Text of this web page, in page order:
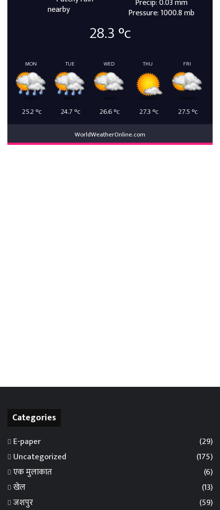
nearby Pressure: 1000.8 mb
28.3°c
MON
25.2°c
TUE
24.7 °c
WED
26.6°c
THU
27.3 °c
FRI
27.5 °c
WorldWeatherOnline.com
Categories
E-paper
(29)
Uncategorized
(175)
एक मुलाकात
(6)
खेल
(13)
जशपुर
(59)